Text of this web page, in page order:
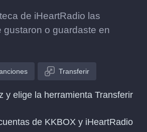
de iHeartRadio las
gustaron o guardaste en
Transferir
y elige la herramienta Transferir
de KKBOX y iHeartRadio